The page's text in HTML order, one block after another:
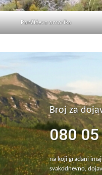
Pančićeva omorika
Broj za
080
na koji građani
svakodnevno,